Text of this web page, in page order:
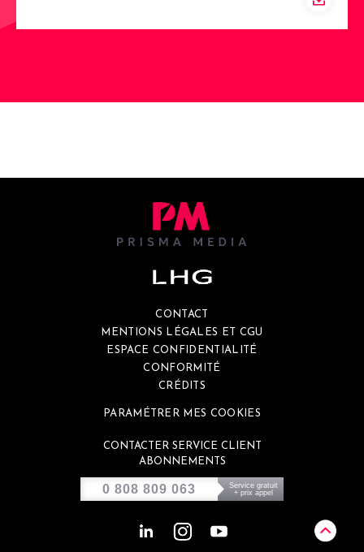
CONTACT
MENTIONS LÉGALES ET CGU
ESPACE CONFIDENTIALITÉ
CONFORMITÉ
CRÉDITS
PARAMÉTRER MES COOKIES
CONTACTER SERVICE CLIENT
ABONNEMENTS
0 808 809 063
Service gratuit
+ prix appel